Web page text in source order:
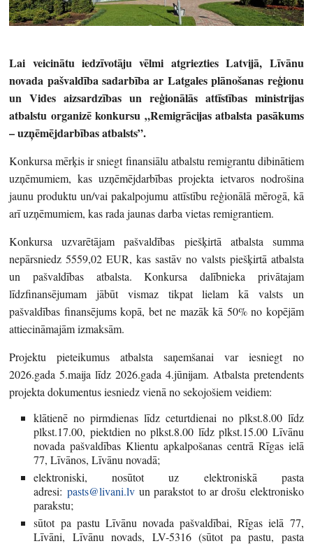
Lai veicinātu iedzīvotāju vēlmi atgriezties Latvijā, Līvānu
novada pašvaldība sadarbība ar Latgales plānošanas reģionu
un Videsaizsardzības un reģionālās attīstības ministrijas
atbalstu organizē konkursu „Remigrācijas atbalsta pasākums
– uzņēmējdarbības atbalsts”.
Konkursa mērķis ir sniegt finansiālu atbalstu remigrantu dibinātiem
uzņēmumiem, kas uzņēmējdarbības projekta ietvaros nodrošina
jaunu produktu un/vai pakalpojumu attīstību reģionālā mērogā, kā
arī uzņēmumiem, kas rada jaunas darba vietas remigrantiem.
Konkursa uzvarētājam pašvaldības piešķirtā atbalsta summa
nepārsniedz 5559,02 EUR, kas sastāv no valsts piešķirtā atbalsta
un pašvaldības atbalsta. Konkursa dalībnieka privātajam
līdzfinansējumam jābūt vismaz tikpat lielam kā valsts un
pašvaldības finansējums kopā, bet ne mazāk kā 50% no kopējām
attiecināmajām izmaksām.
Projektu pieteikumus atbalsta saņemšanai var iesniegt no
2026.gada 5.maija līdz 2026.gada 4.jūnijam. Atbalsta pretendents
projekta dokumentus iesniedz vienā no sekojošiem veidiem:
klātienē no pirmdienas līdz ceturtdienai no plkst.8.00 līdz
plkst.17.00, piektdien no plkst.8.00 līdz plkst.15.00 Līvānu
novada pašvaldības Klientu apkalpošanas centrā Rīgas ielā
77, Līvānos, Līvānu novadā;
elektroniski, nosūtot uz elektroniskā pasta
adresi: pasts@livani.lvun parakstot to ar drošu elektronisko
parakstu;
sūtot pa pastu Līvānu novada pašvaldībai, Rīgas ielā 77,
Līvāni, Līvānu novads, LV-5316 (sūtot pa pastu, pasta